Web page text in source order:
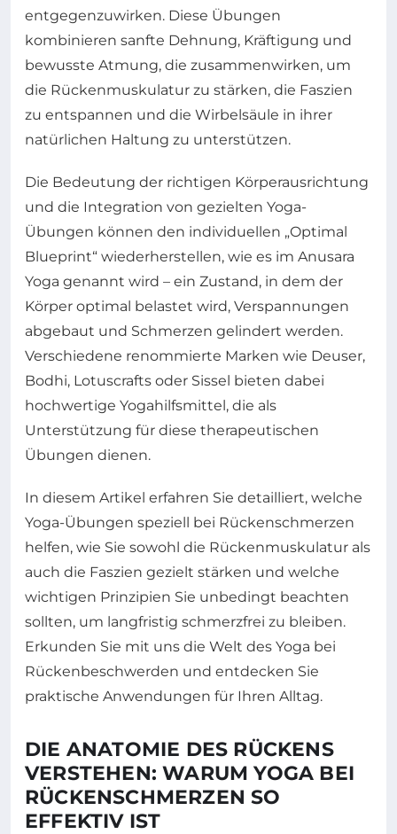
entgegenzuwirken. Diese Übungen
kombinieren sanfte Dehnung, Kräftigung und
bewusste Atmung, die zusammenwirken, um
die Rückenmuskulatur zu stärken, die Faszien
zu entspannen und die Wirbelsäule in ihrer
natürlichen Haltung zu unterstützen.
Die Bedeutung der richtigen Körperausrichtung
und die Integration von gezielten Yoga-
Übungen können den individuellen „Optimal
Blueprint“ wiederherstellen, wie es im Anusara
Yoga genannt wird – ein Zustand, in dem der
Körper optimal belastet wird, Verspannungen
abgebaut und Schmerzen gelindert werden.
Verschiedene renommierte Marken wie Deuser,
Bodhi, Lotuscrafts oder Sissel bieten dabei
hochwertige Yogahilfsmittel, die als
Unterstützung für diese therapeutischen
Übungen dienen.
In diesem Artikel erfahren Sie detailliert, welche
Yoga-Übungen speziell bei Rückenschmerzen
helfen, wie Sie sowohl die Rückenmuskulatur als
auch die Faszien gezielt stärken und welche
wichtigen Prinzipien Sie unbedingt beachten
sollten, um langfristig schmerzfrei zu bleiben.
Erkunden Sie mit uns die Welt des Yoga bei
Rückenbeschwerden und entdecken Sie
praktische Anwendungen für Ihren Alltag.
DIE ANATOMIE DES RÜCKENS
VERSTEHEN: WARUM YOGA BEI
RÜCKENSCHMERZEN SO
EFFEKTIV IST